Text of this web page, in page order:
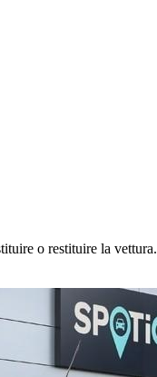
o restituire la vettura.